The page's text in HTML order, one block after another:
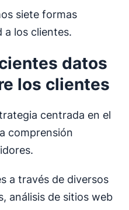
siete formas
a los clientes.
datos
los clientes
centrada en el
comprensión
a través de diversos
análisis de sitios web